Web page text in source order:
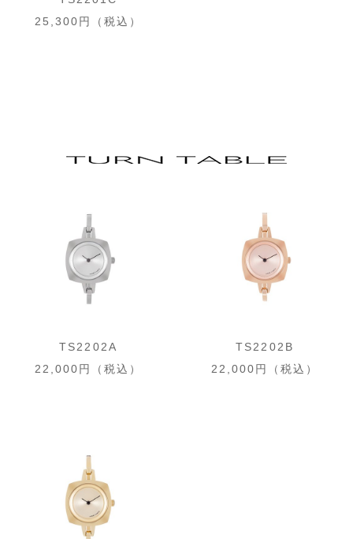
25,300円（税込）
TS2202A
22,000円（税込）
TS2202B
22,000円（税込）